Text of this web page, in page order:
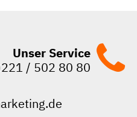
Unser Service
/ 502 80 80